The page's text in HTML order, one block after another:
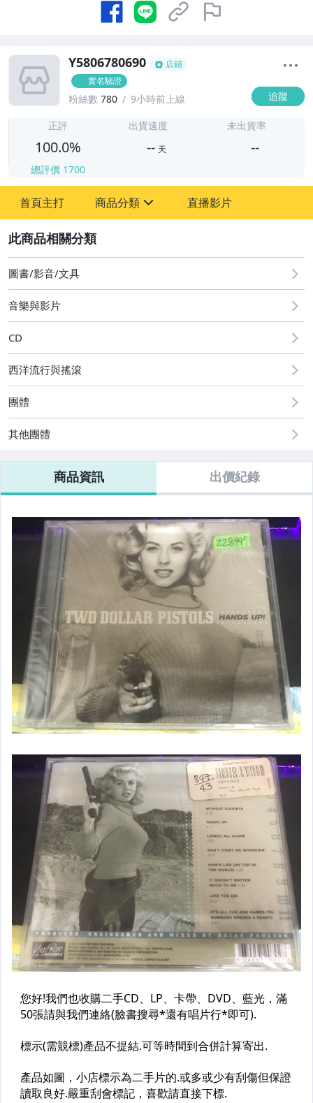
Y5806780690
店鋪
實名驗證
粉絲數 780 9小時前上線 追蹤
正評
100.0%
總評價 1700
出貨速度
-- 天
未出貨率
--
首頁主打 商品分類
其它
直播影片
圖書/影音/文具
音樂與影片
CD
西洋流行與搖滾
團體
其他團體
商品資訊 出價紀錄